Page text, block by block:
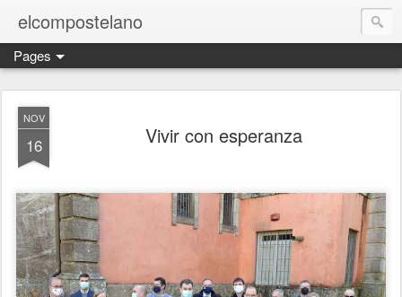
elcompostelano
Pages
NOV
16 Vivir con esperanza